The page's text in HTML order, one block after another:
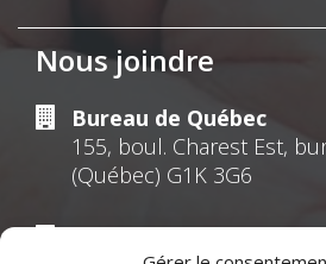
Nous joindre
Bureau de Québec
155, boul. Charest Est,
(Québec) G1K 3G6